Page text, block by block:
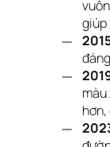
giúp
hơn,